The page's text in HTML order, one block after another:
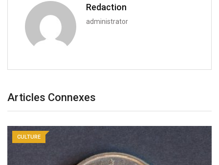
Redaction
administrator
Articles Connexes
CULTURE